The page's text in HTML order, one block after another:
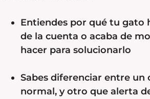
Entiendes por qué tu gato
de la cuenta o acaba de
hacer para solucionarlo
Sabes diferenciar entre
normal, y otro que alerta